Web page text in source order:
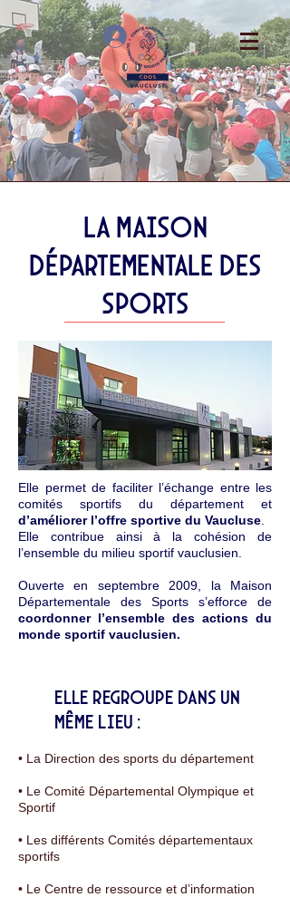
Se connecter
La Maison
départementale des
Sports
Elle permet de faciliter l’échange entre les
comités sportifs du département et
d’améliorer l’offre sportive du Vaucluse
Elle contribue ainsi à la cohésion de
l’ensemble du milieu sportif vauclusien.
Ouverte en septembre 2009, la Maison
Départementale des Sports s’efforce de
coordonner l’ensemble des actions du
monde sportif vauclusien.
Elle regroupe dans un
même lieu :
• La Direction des sports du département
• Le Comité Départemental Olympique et
Sportif
• Les différents Comités départementaux
sportifs
• Le Centre de ressource et d’information